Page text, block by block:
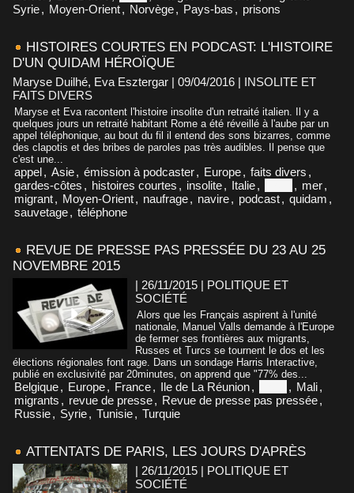
Syrie, Moyen-Orient, Norvège, Pays-bas , prisons
HISTOIRES COURTES EN PODCAST: L'HISTOIRE
D'UN QUIDAM HÉROÏQUE
Maryse Duilhé, Eva Esztergar | 09/04/2016 | INSOLITE ET
FAITS DIVERS
Maryse et Eva racontent l'histoire insolite d'un retraité italien. Il y a
quelques jours un retraité habitant Rome a été réveillé à l'aube par un
appel téléphonique, au bout du fil il entend des sons bizarres, comme
des clapotis et des bribes de paroles pas très audibles. Il pense que
c'est une...
appel, Asie, émission à podcaster, Europe, faits divers ,
gardes-côtes , histoires courtes , insolite, Italie, , mer,
migrant, Moyen-Orient, naufrage, navire, podcast, quidam ,
sauvetage, téléphone
REVUE DE PRESSE PAS PRESSÉE DU 23 AU 25
NOVEMBRE 2015
| 26/11/2015 | POLITIQUE ET
SOCIÉTÉ
Alors que les Français aspirent à l'unité
nationale, Manuel Valls demande à l'Europe
de fermer ses frontières aux migrants,
Russes et Turcs se tournent le dos et les
élections régionales font rage. Dans un sondage Harris Interactive,
publié en exclusivité par 20minutes, on apprend que "77% des...
Belgique, Europe, France, Ile de La Réunion, , Mali,
migrants , revue de presse, Revue de presse pas pressée,
Russie, Syrie, Tunisie, Turquie
ATTENTATS DE PARIS, LES JOURS D'APRÈS
| 26/11/2015 | POLITIQUE ET
SOCIÉTÉ